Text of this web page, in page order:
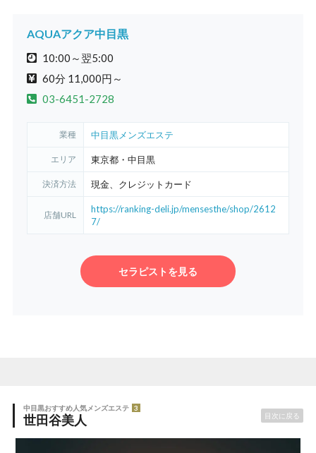
AQUAアクア中目黒
10:00～翌5:00
60分 11,000円～
03-6451-2728
業種 中目黒メンズエステ
エリア 東京都・中目黒
決済方法 現金、クレジットカード
店舗URL
https://ranking-deli.jp/mensesthe/shop/2612
7/
セラピストを見る
中目黒おすすめ人気メンズエステ 3
世田谷美人 目次に戻る